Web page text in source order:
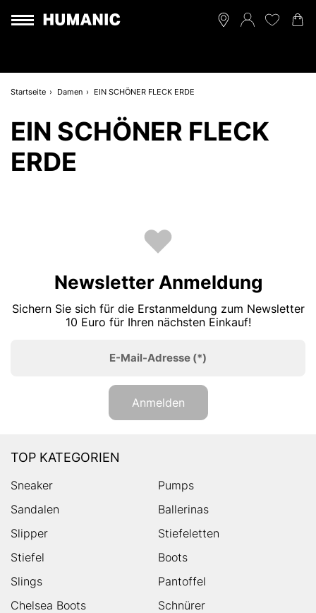
Startseite Damen EIN SCHÖNER FLECK ERDE
EIN SCHÖNER FLECK
ERDE
Newsletter Anmeldung
Sichern Sie sich für die Erstanmeldung zum Newsletter
10 Euro für Ihren nächsten Einkauf!
E-Mail-Adresse (*)
Anmelden
TOP KATEGORIEN
Sneaker
Pumps
Sandalen
Ballerinas
Slipper
Stiefeletten
Stiefel
Boots
Slings
Pantoffel
Chelsea Boots
Schnürer